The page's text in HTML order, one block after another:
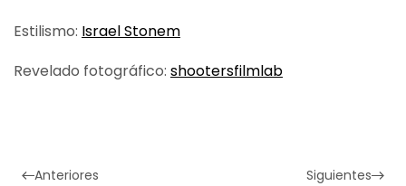
Estilismo: Israel Stonem
Revelado fotográfico: shootersfilmlab
Anteriores Siguientes